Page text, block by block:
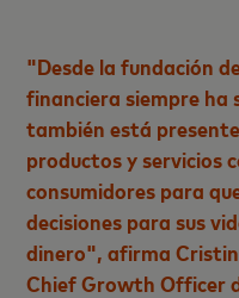
"Desde la fundación
financiera siempre ha
también está
productos y servicios
consumidores para
decisiones para sus
dinero", afirma
Chief Growth Officer